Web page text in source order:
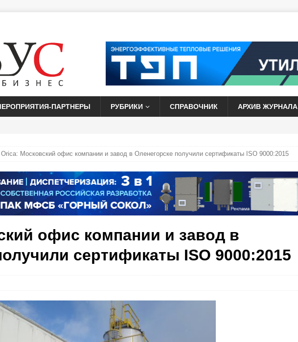
ПАРТНЕРЫ РУБРИКИ СПРАВОЧНИК АРХИВ ЖУРНАЛА
Orica: Московский офис компании и завод в Оленегорске получили сертификаты ISO 9000:2015
офис компании и завод в
сертификаты ISO 9000:2015